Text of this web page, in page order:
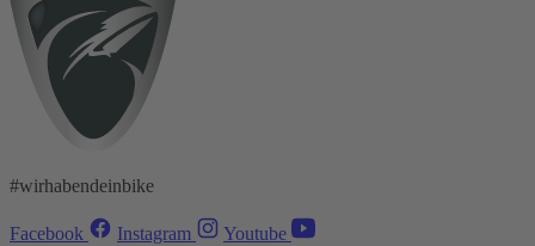
#wirhabendeinbike
Facebook Instagram Youtube